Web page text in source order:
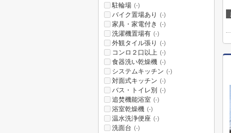
駐輪場 (-)
バイク置場あり (-)
家具・家電付き (-)
洗濯機置場有 (-)
外観タイル張り (-)
コンロ２口以上 (-)
食器洗い乾燥機 (-)
システムキッチン (-)
対面式キッチン (-)
バス・トイレ別 (-)
追焚機能浴室 (-)
浴室乾燥機 (-)
温水洗浄便座 (-)
洗面台 (-)